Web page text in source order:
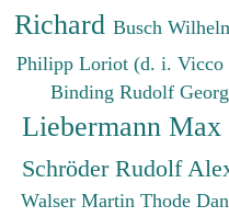
Richard Busch
Philipp Loriot (d. i. Vicco
Binding Rudolf Georg
Liebermann Max
Schröder Rudolf
Walser Martin Thode